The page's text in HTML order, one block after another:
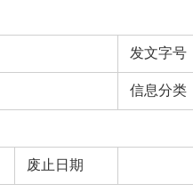
发文字号
信息分类
废止日期